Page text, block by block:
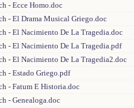
- Ecce Homo.doc
- El Drama Musical Griego.doc
- El Nacimiento De La Tragedia.doc
- El Nacimiento De La Tragedia.pdf
- El Nacimiento De La Tragedia2.doc
- Estado Griego.pdf
- Fatum E Historia.doc
- Genealoga.doc